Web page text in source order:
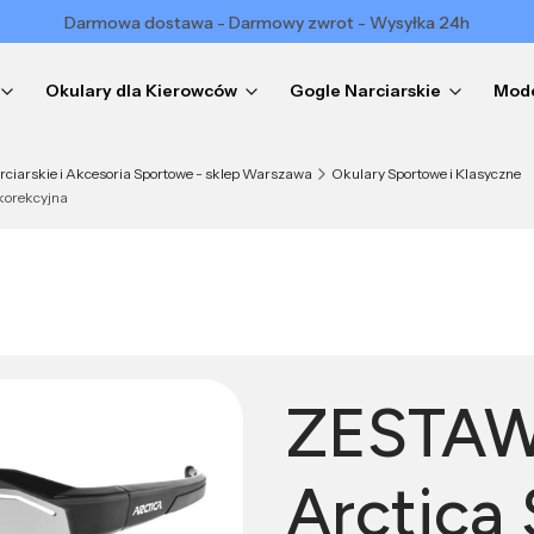
Darmowa dostawa - Darmowy zwrot - Wysyłka 24h
Okulary dla Kierowców Gogle Narciarskie
i Akcesoria Sportowe - sklep Warszawa
Okulary Sportowe i Klasyczne
Arctica